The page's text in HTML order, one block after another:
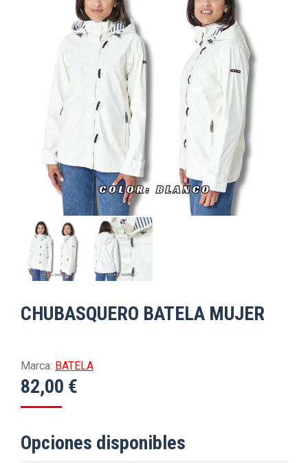
CHUBASQUERO BATELA MUJER
Marca: BATELA
82,00 €
Opciones disponibles